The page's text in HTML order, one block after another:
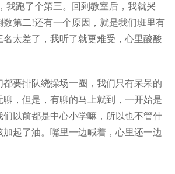
我跑了个第三。回到教室后，我就哭
数第二!还有一个原因，就是我们班里有
名太差了，我听了就更难受，心里酸酸
要排队绕操场一圈，我们只有呆呆的
，但是，有聊的马上就到，一开始是
们以前都是中心小学嘛，所以也不管什
起了油。嘴里一边喊着，心里还一边